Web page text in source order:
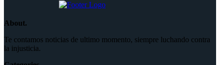
About.
Te contamos noticias de ultimo momento, siempre luchando contra
la injusticia.